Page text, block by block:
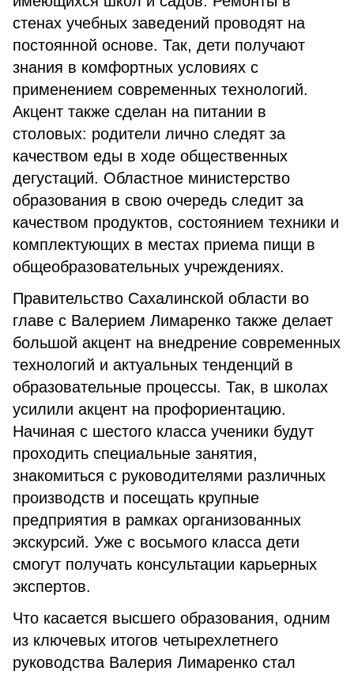
стенах учебных заведений проводят на
постоянной основе. Так, дети получают
знания в комфортных условиях с
применением современных технологий.
Акцент также сделан на питании в
столовых: родители лично следят за
качеством еды в ходе общественных
дегустаций. Областное министерство
образования в свою очередь следит за
качеством продуктов, состоянием техники и
комплектующих в местах приема пищи в
общеобразовательных учреждениях.
Правительство Сахалинской области во
главе с Валерием Лимаренко также делает
большой акцент на внедрение современных
технологий и актуальных тенденций в
образовательные процессы. Так, в школах
усилили акцент на профориентацию.
Начиная с шестого класса ученики будут
проходить специальные занятия,
знакомиться с руководителями различных
производств и посещать крупные
предприятия в рамках организованных
экскурсий. Уже с восьмого класса дети
смогут получать консультации карьерных
экспертов.
Что касается высшего образования, одним
из ключевых итогов четырехлетнего
руководства Валерия Лимаренко стал